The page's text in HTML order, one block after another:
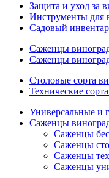
Защита и уход за
Инструменты для
Садовый
Саженцы
Саженцы
Столовые сорта
Технические
Универсальные и
Саженцы
Саженцы
Саженцы
Саженцы
Саженцы